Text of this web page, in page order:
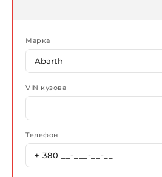
Марка
VIN кузова
Телефон